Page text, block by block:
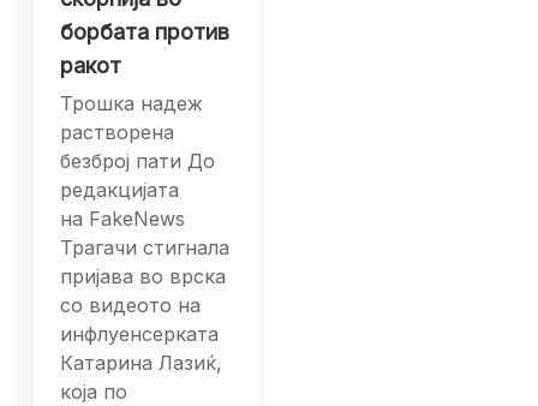
борбата против
ракот
Трошка надеж
растворена
безброј пати До
редакцијата
на FakeNews
Трагачи стигнала
пријава во врска
со видеото на
инфлуенсерката
Катарина Лазиќ,
која по